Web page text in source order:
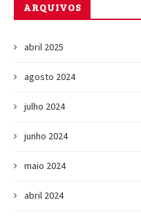
ARQUIVOS
abril 2025
agosto 2024
julho 2024
junho 2024
maio 2024
abril 2024